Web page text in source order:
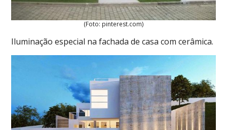
(Foto: pinterest.com)
Iluminação especial na fachada de casa com cerâmica.